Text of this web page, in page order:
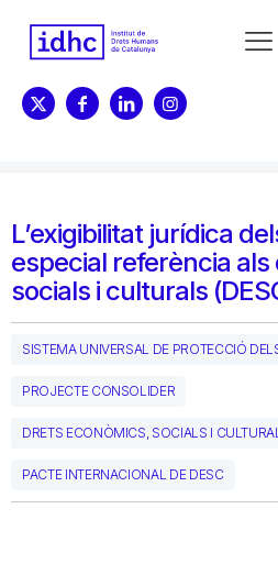
L’exigibilitat jurídica
especial referència
socials i culturals
SISTEMA UNIVERSAL DE PROTECCIÓ
PROJECTE CONSOLIDER
DRETS ECONÒMICS, SOCIALS I
PACTE INTERNACIONAL DE DESC